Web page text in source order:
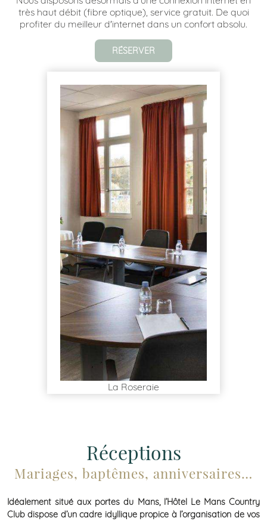
très haut débit (fibre optique), service gratuit. De quoi
profiter du meilleur d'internet dans un confort absolu.
RÉSERVER
La Roseraie
Réceptions
Mariages, baptêmes, anniversaires…
Idéalement situé aux portes du Mans, l’Hôtel Le Mans Country
Club dispose d’un cadre idyllique propice à l’organisation de vos